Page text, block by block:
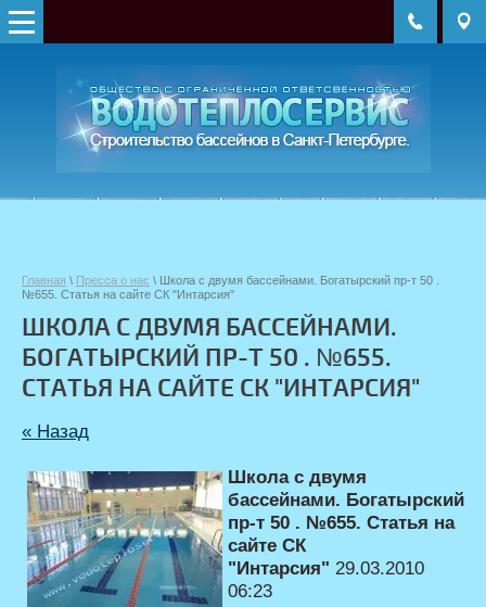
Главная \ Пресса о нас \ Школа с двумя бассейнами. Богатырский пр-т 50 .
№655. Статья на сайте СК "Интарсия"
ШКОЛА С ДВУМЯ БАССЕЙНАМИ.
БОГАТЫРСКИЙ ПР-Т 50 . №655.
СТАТЬЯ НА САЙТЕ СК "ИНТАРСИЯ"
« Назад
Школа с двумя
бассейнами. Богатырский
пр-т 50 . №655. Статья на
сайте СК
"Интарсия" 29.03.2010
06:23